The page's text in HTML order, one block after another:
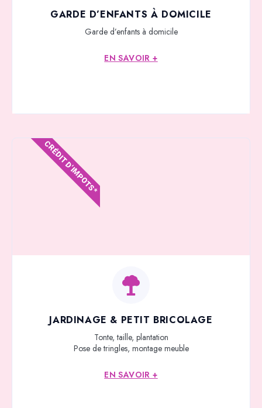
GARDE D’ENFANTS À DOMICILE
Garde d’enfants à domicile
EN SAVOIR +
JARDINAGE & PETIT BRICOLAGE
Tonte, taille, plantation
Pose de tringles, montage meuble
EN SAVOIR +
CRÉDIT D'IMPOTS*